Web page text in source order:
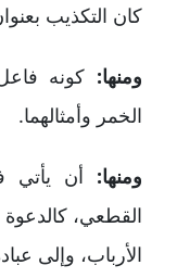
كان التكذيب
ومنها: كونه
الخمر وأمثالهما.
ومنها: أن يأتي
القطعي، كالدعوة
الأرباب، وإلى